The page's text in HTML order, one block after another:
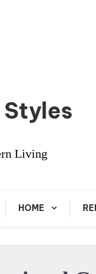
Living
HOME